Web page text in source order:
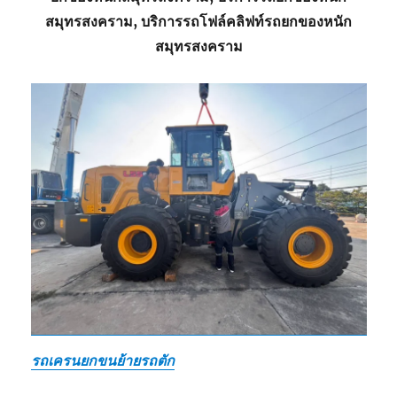
สมุทรสงคราม, บริการรถโฟล์คลิฟท์รถยกของหนัก
สมุทรสงคราม
รถเครนยกขนย้ายรถตัก